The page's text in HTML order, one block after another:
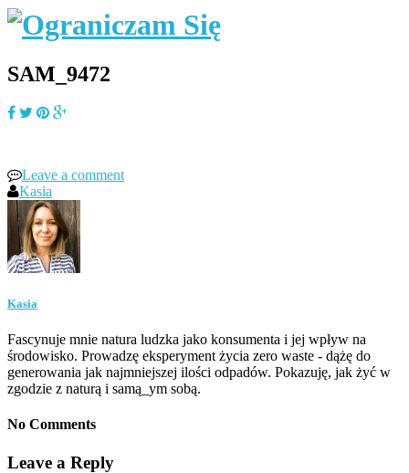
SAM_9472
Leave a comment
Kasia
Kasia
Fascynuje mnie natura ludzka jako konsumenta i jej wpływ na
środowisko. Prowadzę eksperyment życia zero waste - dążę do
generowania jak najmniejszej ilości odpadów. Pokazuję, jak żyć w
zgodzie z naturą i samą_ym sobą.
No Comments
Leave a Reply